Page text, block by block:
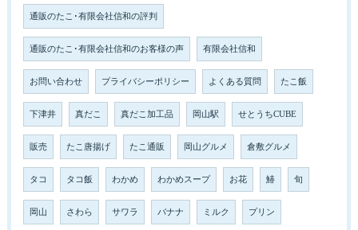
通販のたこ･有限会社信和の評判
通販のたこ･有限会社信和のお客様の声 有限会社信和
お問い合わせ プライバシーポリシー よくある質問 たこ飯
下津井 真だこ 真だこ加工品 岡山駅 せとうちCUBE
販売 たこ唐揚げ たこ通販 岡山グルメ 倉敷グルメ
タコ タコ飯 わかめ わかめスープ お花 鰆 旬
岡山 さわら サワラ バナナ ミルク プリン